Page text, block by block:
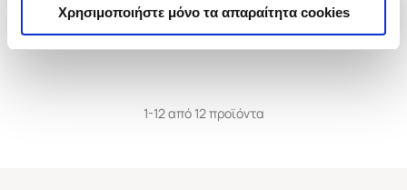
Χρησιμοποιήστε μόνο τα απαραίτητα cookies
1-12 από 12 προϊόντα